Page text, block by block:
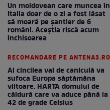
Un moldovean care muncea în
Italia doar de o zi a fost lăsat
să moară pe şantier de 6
români. Aceștia riscă acum
închisoarea
RECOMANDARE PE ANTENA3.RO
Al cincilea val de caniculă va
sufoca Europa săptămâna
viitoare. HARTA domului de
căldură care va aduce până la
42 de grade Celsius